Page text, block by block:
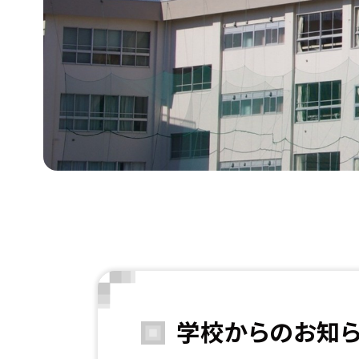
学校からのお知